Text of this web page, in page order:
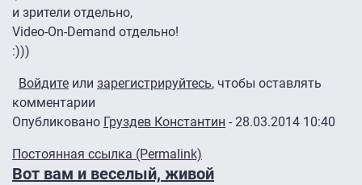
и зрители отдельно,
Video-On-Demand отдельно!
:)))
Войдите или зарегистрируйтесь, чтобы оставлять
комментарии
Опубликовано Груздев Константин - 28.03.2014 10:40
Постоянная ссылка (Permalink)
Вот вам и веселый, живой